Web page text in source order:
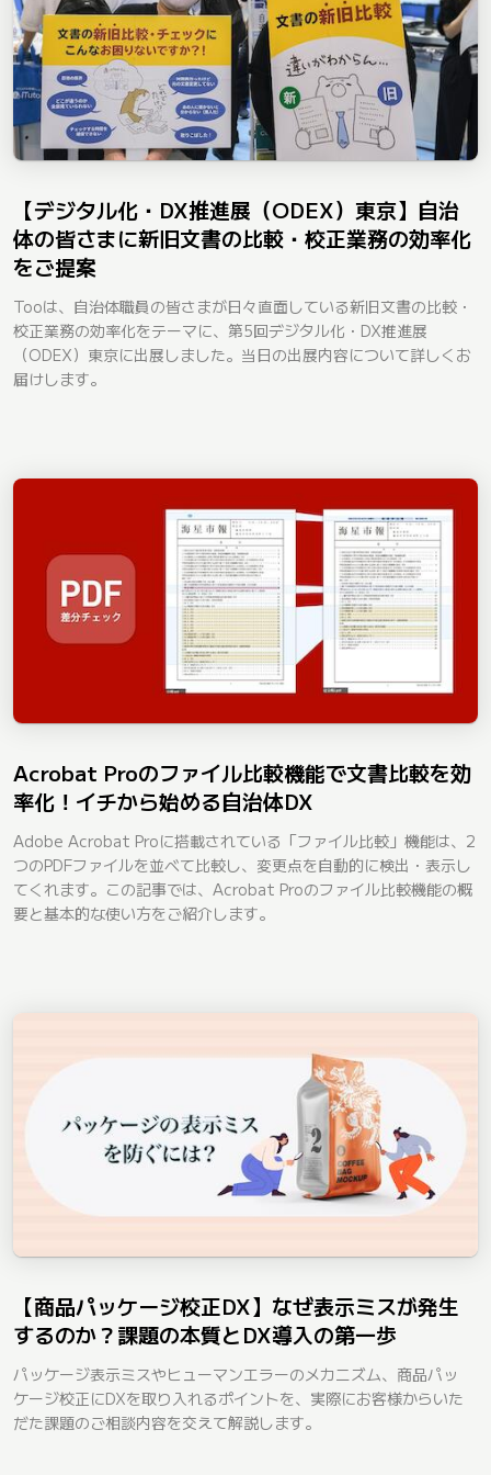
【デジタル化・DX推進展（ODEX）東京】自治
体の皆さまに新旧文書の比較・校正業務の効率化
をご提案
Tooは、自治体職員の皆さまが日々直面している新旧文書の比較・
校正業務の効率化をテーマに、第5回デジタル化・DX推進展
（ODEX）東京に出展しました。当日の出展内容について詳しくお
届けします。
Acrobat Proのファイル比較機能で文書比較を効
率化！イチから始める自治体DX
Adobe Acrobat Proに搭載されている「ファイル比較」機能は、2
つのPDFファイルを並べて比較し、変更点を自動的に検出・表示し
てくれます。この記事では、Acrobat Proのファイル比較機能の概
要と基本的な使い方をご紹介します。
【商品パッケージ校正DX】なぜ表示ミスが発生
するのか？課題の本質とDX導入の第一歩
パッケージ表示ミスやヒューマンエラーのメカニズム、商品パッ
ケージ校正にDXを取り入れるポイントを、実際にお客様からいた
だた課題のご相談内容を交えて解説します。